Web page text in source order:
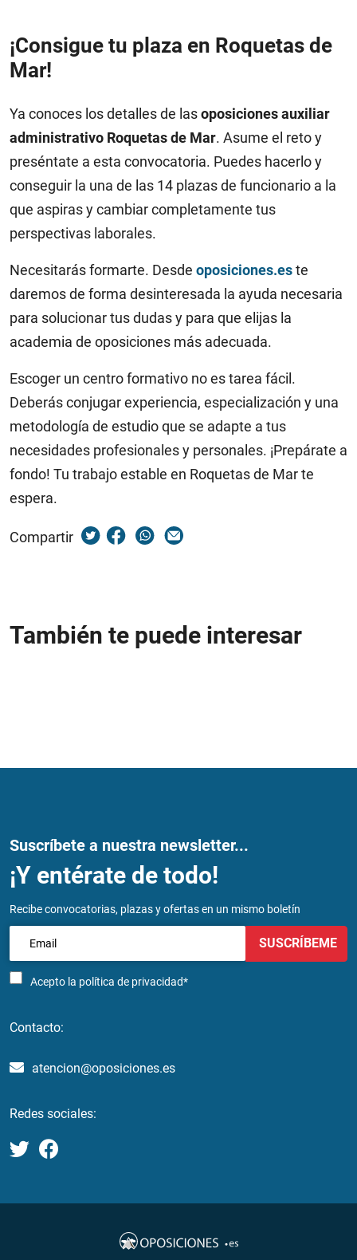
¡Consigue tu plaza en Roquetas de
Mar!
Ya conoces los detalles de lasoposiciones auxiliar
administrativo Roquetas de Mar. Asume el reto y
preséntate a esta convocatoria. Puedes hacerlo y
conseguir la una de las 14 plazas de funcionario a la
que aspiras y cambiar completamente tus
perspectivas laborales.
Necesitarás formarte. Desde oposiciones.este
daremos de forma desinteresada la ayuda necesaria
para solucionar tus dudas y para que elijas la
academia de oposiciones más adecuada.
Escoger un centro formativo no es tarea fácil.
Deberás conjugar experiencia, especialización y una
metodología de estudio que se adapte a tus
necesidades profesionales y personales. ¡Prepárate a
fondo! Tu trabajo estable en Roquetas de Mar te
espera.
Compartir
También te puede interesar
Suscríbete a nuestra newsletter...
¡Y entérate de todo!
Recibe convocatorias, plazas y ofertas en un mismo boletín
Acepto la política de privacidad*
SUSCRÍBEME
Contacto:
atencion@oposiciones.es
Redes sociales: